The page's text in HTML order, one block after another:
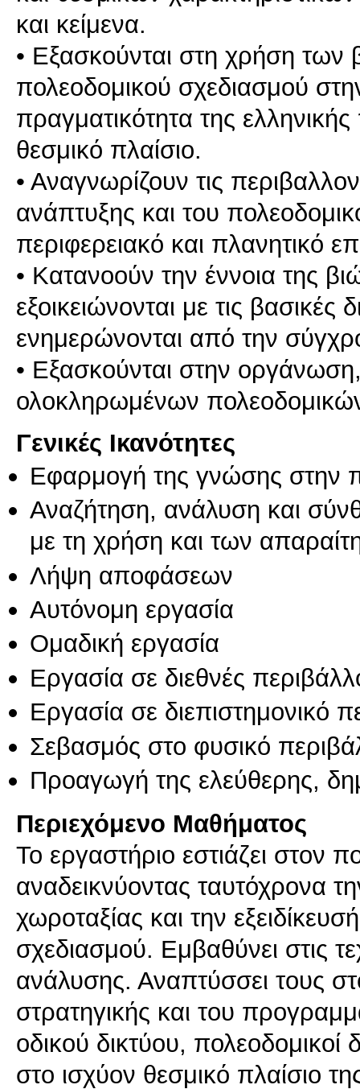
και κείμενα.
• Εξασκούνται στη χρήση των
πολεοδομικού σχεδιασμού
πραγματικότητα της
θεσμικό πλαίσιο.
• Αναγνωρίζουν τις
ανάπτυξης και του
περιφερειακό και πλανητικό
• Κατανοούν την έννοια της
εξοικειώνονται με τις
ενημερώνονται από την
• Εξασκούνται στην
Γενικές Ικανότητες
Εφαρμογή της γνώσης στην
Αναζήτηση, ανάλυση και
με τη χρήση και των
Λήψη αποφάσεων
Αυτόνομη εργασία
Ομαδική εργασία
Εργασία σε διεθνές
Εργασία σε διεπιστημονικό
Σεβασμός στο φυσικό
Προαγωγή της ελεύθερης,
Περιεχόμενο Μαθήματος
Το εργαστήριο εστιάζει στον
αναδεικνύοντας ταυτόχρονα
χωροταξίας και την
σχεδιασμού. Εμβαθύνει στις
ανάλυσης. Αναπτύσσει τους
στρατηγικής και του
οδικού δικτύου,
στο ισχύον θεσμικό πλαίσιο